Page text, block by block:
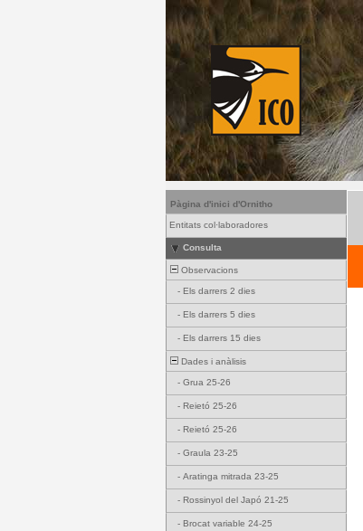
Pàgina d'inici d'Ornitho
Entitats col·laboradores
Consulta
Observacions
- Els darrers 2 dies
- Els darrers 5 dies
- Els darrers 15 dies
Dades i anàlisis
- Grua 25-26
- Reietó 25-26
- Reietó 25-26
- Graula 23-25
- Aratinga mitrada 23-25
- Rossinyol del Japó 21-25
- Brocat variable 24-25